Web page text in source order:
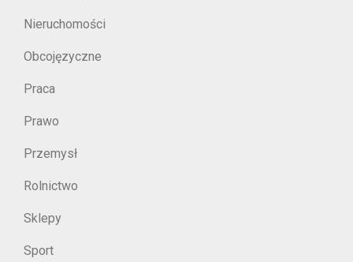
Nieruchomości
Obcojęzyczne
Praca
Prawo
Przemysł
Rolnictwo
Sklepy
Sport